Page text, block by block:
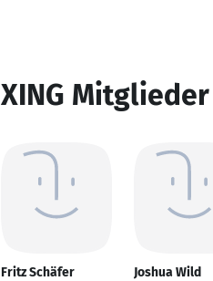
XING
Fritz Schäfer Joshua Wild